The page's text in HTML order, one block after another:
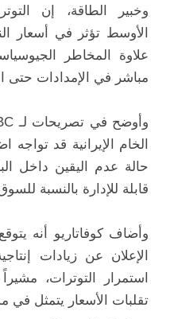
وخبير الطاقة، إن
الأوسط تؤثر في
علاوة المخاطر
مباشر في الإمدادات حتى
الخام الإيرانية قد
حالة عدم اليقين داخل
قابلة للإدارة بالنسبة
وأضاف كوفاتاريو أنه
الإعلان عن زيادات
استمرار التوترات،
تقلبات الأسعار يتمثل